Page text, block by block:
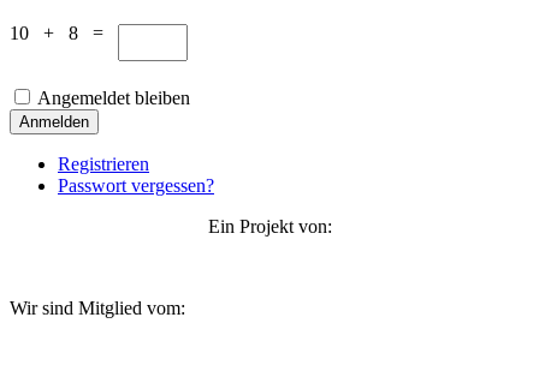
10 + 8 =
Angemeldet bleiben
Anmelden
Registrieren
Passwort vergessen?
Ein Projekt von:
Wir sind Mitglied vom: